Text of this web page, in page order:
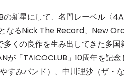
新星にして、名門レーベル〈
となるNick The Record、New
くの良作を生み出してきた多
が「TAICOCLUB」10周年を記
すみバンド）、中川理沙（ザ・